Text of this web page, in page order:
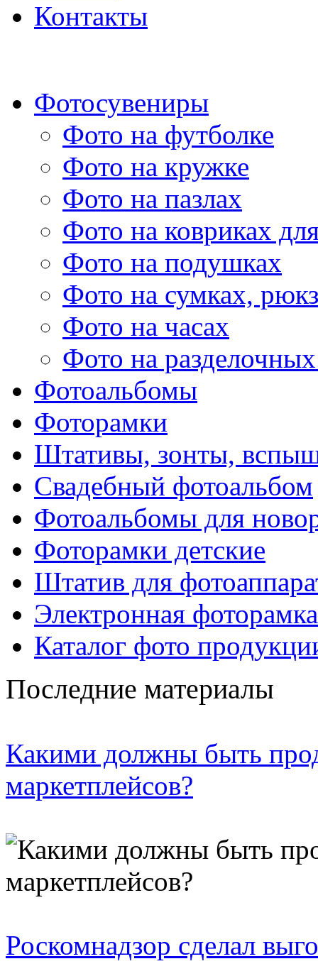
Контакты
Фотосувениры
Фото на футболке
Фото на кружке
Фото на пазлах
Фото на ковриках
Фото на подушках
Фото на сумках,
Фото на часах
Фото на
Фотоальбомы
Фоторамки
Штативы, зонты,
Свадебный фотоальбом
Фотоальбомы для
Фоторамки детские
Штатив для
Электронная фоторамка
Каталог фото
Последние материалы
Какими должны быть
маркетплейсов?
Роскомнадзор сделал